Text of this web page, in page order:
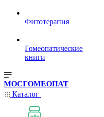
Фитотерапия
Гомеопатические
книги
МОСГОМЕОПАТ
Каталог